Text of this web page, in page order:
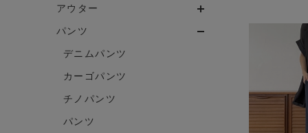
アウター
パンツ
デニムパンツ
カーゴパンツ
チノパンツ
パンツ